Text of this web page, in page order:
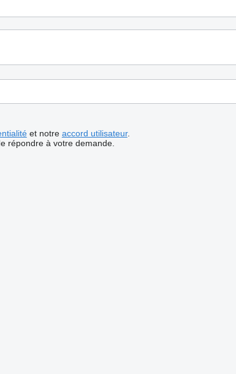
et notre accord utilisateur.
répondre à votre demande.